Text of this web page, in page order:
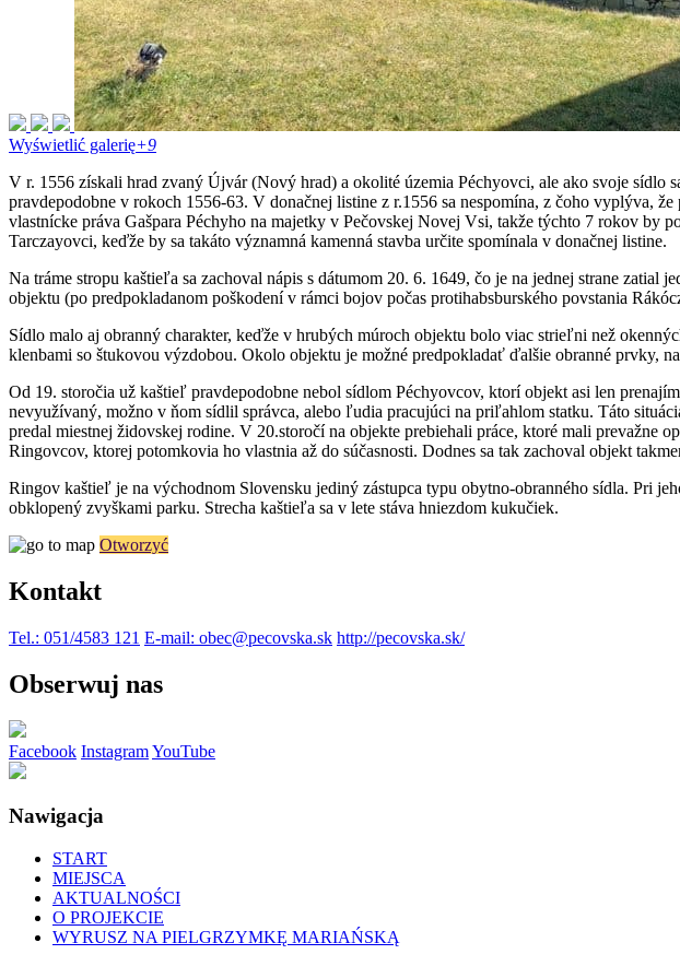
Wyświetlić galerię+9
V r. 1556 získali hrad zvaný Újvár (Nový hrad) a okolité územia Péchyovci, ale ako svoje
pravdepodobne v rokoch 1556-63. V donačnej listine z r.1556 sa nespomína, z čoho vyplýva,
vlastnícke práva Gašpara Péchyho na majetky v Pečovskej Novej Vsi, takže týchto 7 rokov by
Tarczayovci, keďže by sa takáto významná kamenná stavba určite spomínala v donačnej listine.
Na tráme stropu kaštieľa sa zachoval nápis s dátumom 20. 6. 1649, čo je na jednej strane
objektu (po predpokladanom poškodení v rámci bojov počas protihabsburského povstania
Sídlo malo aj obranný charakter, keďže v hrubých múroch objektu bolo viac strieľni než
klenbami so štukovou výzdobou. Okolo objektu je možné predpokladať ďalšie obranné prvky,
Od 19. storočia už kaštieľ pravdepodobne nebol sídlom Péchyovcov, ktorí objekt asi len
nevyužívaný, možno v ňom sídlil správca, alebo ľudia pracujúci na priľahlom statku. Táto
predal miestnej židovskej rodine. V 20.storočí na objekte prebiehali práce, ktoré mali
Ringovcov, ktorej potomkovia ho vlastnia až do súčasnosti. Dodnes sa tak zachoval objekt
Ringov kaštieľ je na východnom Slovensku jediný zástupca typu obytno-obranného sídla. Pri
obklopený zvyškami parku. Strecha kaštieľa sa v lete stáva hniezdom kukučiek.
Otworzyć
Kontakt
Tel.: 051/4583 121 E-mail: obec@pecovska.sk http://pecovska.sk/
Obserwuj nas
Facebook InstagramYouTube
Nawigacja
START
MIEJSCA
AKTUALNOŚCI
O PROJEKCIE
WYRUSZ NA PIELGRZYMKĘ MARIAŃSKĄ